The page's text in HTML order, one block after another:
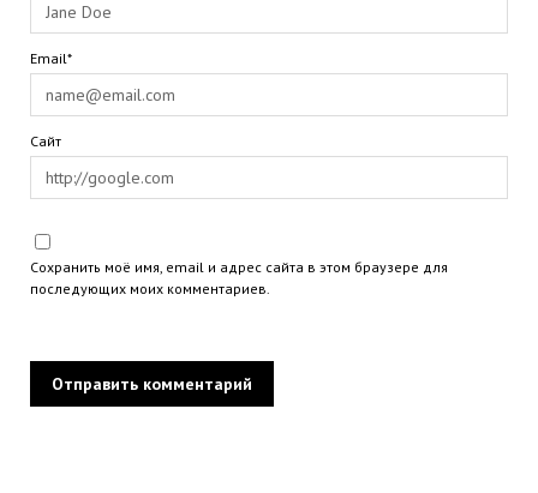
Email*
Сайт
Сохранить моё имя, email и адрес сайта в этом браузере для
последующих моих комментариев.